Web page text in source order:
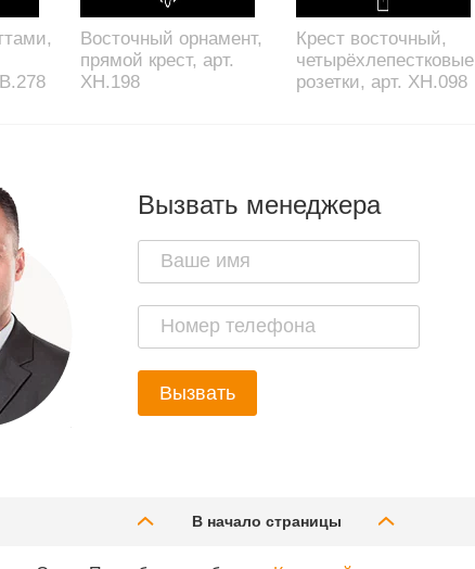
Восточный орнамент,
прямой крест, арт.
XH.198
Крест восточный,
четырёхлепестковые
розетки, арт. XH.098
Вызвать менеджера
Вызвать
В начало страницы